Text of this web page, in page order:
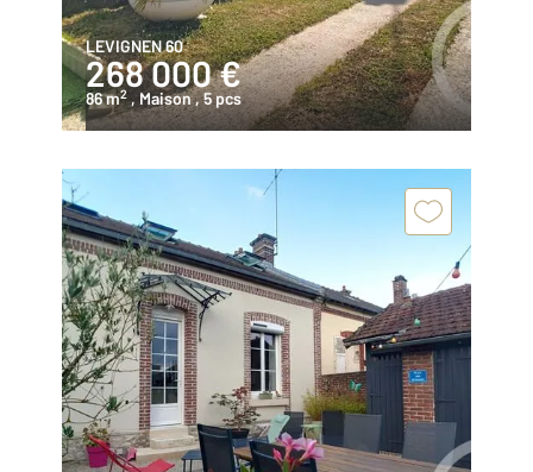
LEVIGNEN 60
268 000 €
86 m2 , Maison, 5 pcs